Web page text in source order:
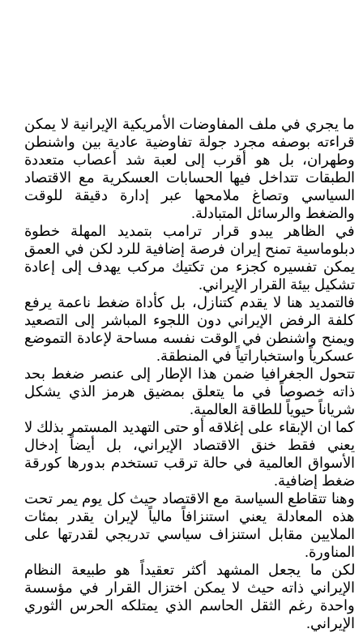
ما يجري في ملف المفاوضات الأمريكية الإيرانية لا يمكن
قراءته بوصفه مجرد جولة تفاوضية عادية بين واشنطن
وطهران، بل هو أقرب إلى لعبة شد أعصاب متعددة
الطبقات تتداخل فيها الحسابات العسكرية مع الاقتصاد
السياسي وتصاغ ملامحها عبر إدارة دقيقة للوقت
والضغط والرسائل المتبادلة.
في الظاهر يبدو قرار ترامب بتمديد المهلة خطوة
دبلوماسية تمنح إيران فرصة إضافية للرد لكن في العمق
يمكن تفسيره كجزء من تكتيك مركب يهدف إلى إعادة
تشكيل بيئة القرار الإيراني.
فالتمديد هنا لا يقدم كتنازل، بل كأداة ضغط ناعمة يرفع
كلفة الرفض الإيراني دون اللجوء المباشر إلى التصعيد
ويمنح واشنطن في الوقت نفسه مساحة لإعادة التموضع
عسكرياً واستخباراتياً في المنطقة.
تتحول الجغرافيا ضمن هذا الإطار إلى عنصر ضغط بحد
ذاته خصوصاً في ما يتعلق بمضيق هرمز الذي يشكل
شرياناً حيوياً للطاقة العالمية.
كما ان الإبقاء على إغلاقه أو حتى التهديد المستمر بذلك لا
يعني فقط خنق الاقتصاد الإيراني، بل أيضاً إدخال
الأسواق العالمية في حالة ترقب تستخدم بدورها كورقة
ضغط إضافية.
وهنا تتقاطع السياسة مع الاقتصاد حيث كل يوم يمر تحت
هذه المعادلة يعني استنزافاً مالياً لإيران يقدر بمئات
الملايين مقابل استنزاف سياسي تدريجي لقدرتها على
المناورة.
لكن ما يجعل المشهد أكثر تعقيداً هو طبيعة النظام
الإيراني ذاته حيث لا يمكن اختزال القرار في مؤسسة
واحدة رغم الثقل الحاسم الذي يمتلكه الحرس الثوري
الإيراني.